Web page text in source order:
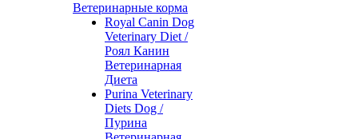
Ветеринарные корма
Royal Canin Dog
Veterinary Diet /
Роял Канин
Ветеринарная
Диета
Purina Veterinary
Diets Dog /
Пурина